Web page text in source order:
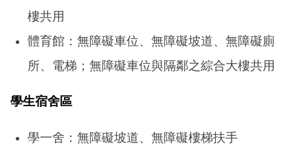
樓共用
體育館：無障礙車位、無障礙坡道、無障礙廁
所、電梯；無障礙車位與隔鄰之綜合大樓共用
學生宿舍區
學一舍：無障礙坡道、無障礙樓梯扶手